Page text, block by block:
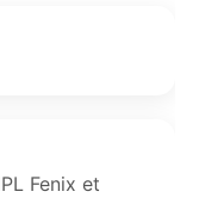
Fenix et